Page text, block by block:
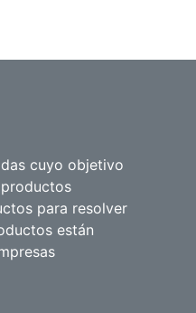
cuyo objetivo
para resolver
están